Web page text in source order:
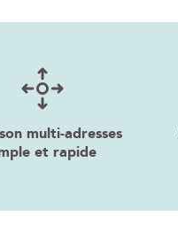
multi-adresses
et rapide